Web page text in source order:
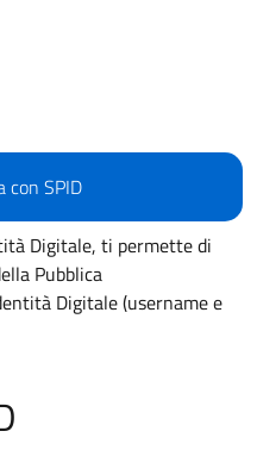
con SPID
Digitale, ti permette di
Pubblica
Digitale (username e